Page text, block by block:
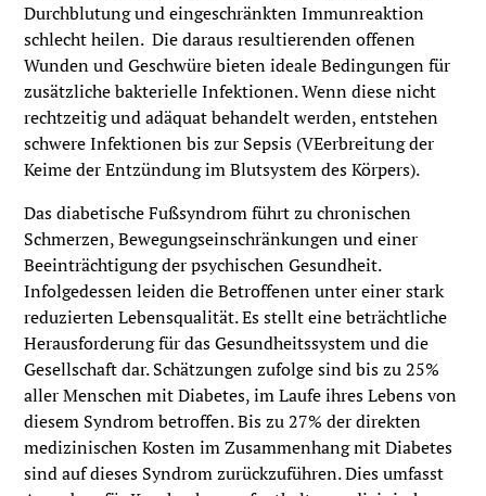
Durchblutung und eingeschränkten Immunreaktion
schlecht heilen. Die daraus resultierenden offenen
Wunden und Geschwüre bieten ideale Bedingungen für
zusätzliche bakterielle Infektionen. Wenn diese nicht
rechtzeitig und adäquat behandelt werden, entstehen
schwere Infektionen bis zur Sepsis (VEerbreitung der
Keime der Entzündung im Blutsystem des Körpers).
Das diabetische Fußsyndrom führt zu chronischen
Schmerzen, Bewegungseinschränkungen und einer
Beeinträchtigung der psychischen Gesundheit.
Infolgedessen leiden die Betroffenen unter einer stark
reduzierten Lebensqualität. Es stellt eine beträchtliche
Herausforderung für das Gesundheitssystem und die
Gesellschaft dar. Schätzungen zufolge sind bis zu 25%
aller Menschen mit Diabetes, im Laufe ihres Lebens von
diesem Syndrom betroffen. Bis zu 27% der direkten
medizinischen Kosten im Zusammenhang mit Diabetes
sind auf dieses Syndrom zurückzuführen. Dies umfasst